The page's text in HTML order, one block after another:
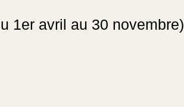
1er avril au 30 novembre)